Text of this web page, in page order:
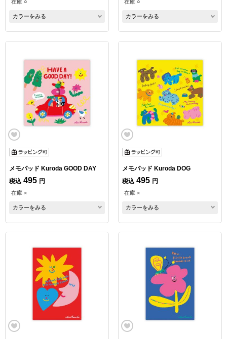
在庫 ○
カラーをみる
在庫 ○
カラーをみる
メモパッド Kuroda GOOD DAY
税込 495 円
在庫 ×
カラーをみる
メモパッド Kuroda DOG
税込 495 円
在庫 ×
カラーをみる